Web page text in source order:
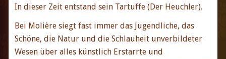
In dieser Zeit entstand sein Tartuffe (Der Heuchler).
Bei Molière siegt fast immer das Jugendliche, das
Schöne, die Natur und die Schlauheit unverbildeter
Wesen über alles künstlich Erstarrte und